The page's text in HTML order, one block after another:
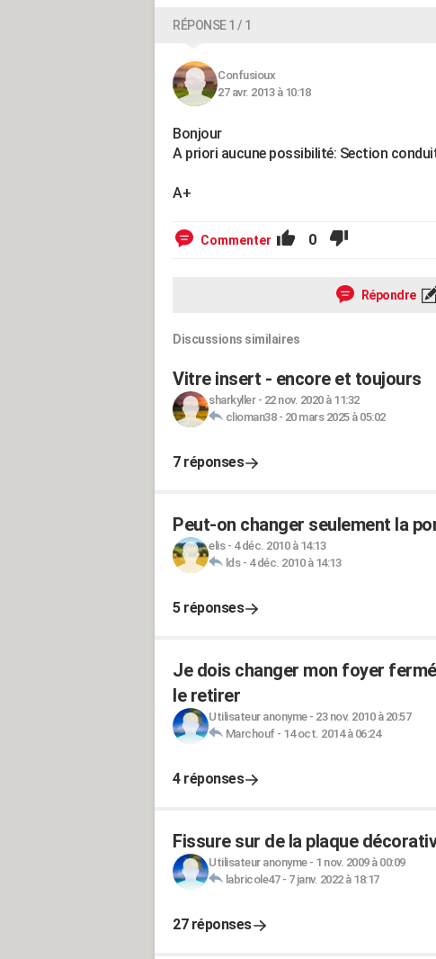
RÉPONSE 1 / 1
Confusioux
27 avr. 2013 à 10:18
Bonjour
A priori aucune possibilité: Section
A+
Commenter 0
Répondre
Discussions similaires
Vitre insert - encore et toujours
sharkyller- 22 nov. 2020 à 11:32
clioman38- 20 mars 2025 à 05:02
7 réponses
Peut-on changer seulement la
elis- 4 déc. 2010 à 14:13
lds- 4 déc. 2010 à 14:13
5 réponses
Je dois changer mon foyer
le retirer
Utilisateur anonyme- 23 nov. 2010 à 20:57
Marchouf- 14 oct. 2014 à 06:24
4 réponses
Fissure sur de la plaque
Utilisateur anonyme- 1 nov. 2009 à 00:09
labricole47- 7 janv. 2022 à 18:17
27 réponses